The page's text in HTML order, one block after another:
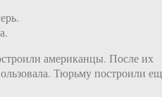
американцы. После их
Тюрьму построили